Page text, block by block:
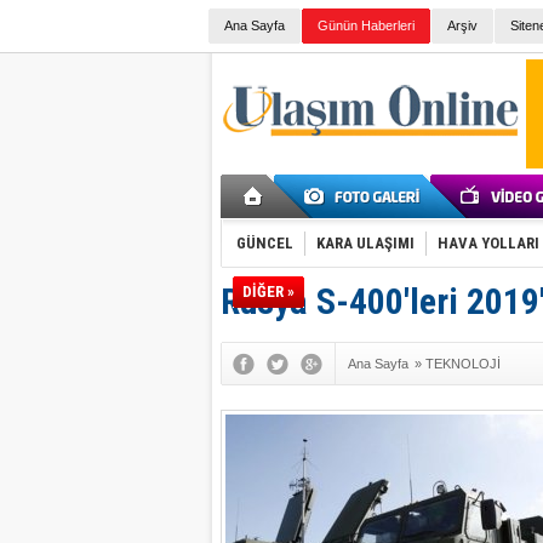
Ana Sayfa Günün Haberleri Arşiv
GÜNCEL KARA ULAŞIMI HAVA YOLLARI
DİĞER »
Rusya S-400'leri
Ana Sayfa » TEKNOLOJİ